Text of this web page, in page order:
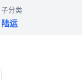
子分类
陆运